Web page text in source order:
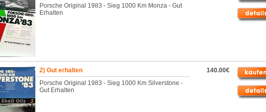
Porsche Original 1983 - Sieg 1000 Km Monza - Gut
Erhalten
2) Gut erhalten
Porsche Original 1983 - Sieg 1000 Km Silverstone -
Gut Erhalten
140.00€